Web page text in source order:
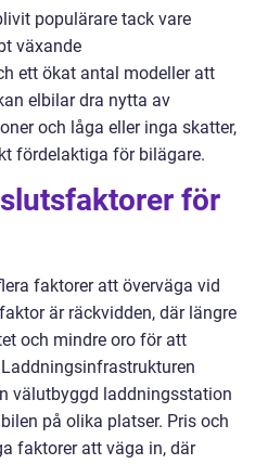
populärare tack vare
växande
ett ökat antal modeller att
elbilar dra nytta av
och låga eller inga skatter,
fördelaktiga för bilägare.
för
faktorer att överväga vid
är räckvidden, där längre
och mindre oro för att
välutbyggd laddningsstation
på olika platser. Pris och
faktorer att väga in, där